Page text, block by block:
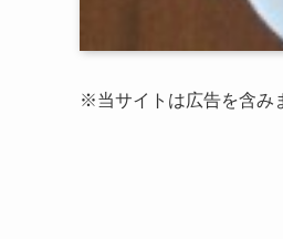
※当サイトは広告を含み